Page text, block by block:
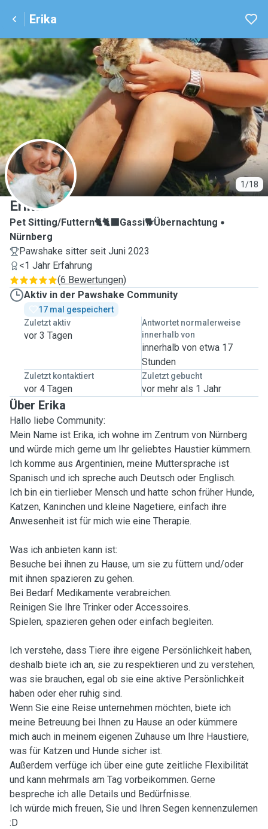
Erika
1/18
E
Erika
Pet Sitting/Futtern🐈🐈‍⬛Gassi🐕Übernachtung
Nürnberg
Pawshake sitter seit Juni 2023
<1 Jahr Erfahrung
(6 Bewertungen)
Aktiv in der Pawshake Community
17 mal gespeichert
Zuletzt aktiv
vor 3 Tagen
Antwortet normalerweise
innerhalb von
innerhalb von etwa 17
Stunden
Zuletzt kontaktiert
vor 4 Tagen
Zuletzt gebucht
vor mehr als 1 Jahr
Über Erika
Hallo liebe Community:
Mein Name ist Erika, ich wohne im Zentrum von Nürnberg
und würde mich gerne um Ihr geliebtes Haustier kümmern.
Ich komme aus Argentinien, meine Muttersprache ist
Spanisch und ich spreche auch Deutsch oder Englisch.
Ich bin ein tierlieber Mensch und hatte schon früher Hunde,
Katzen, Kaninchen und kleine Nagetiere, einfach ihre
Anwesenheit ist für mich wie eine Therapie.
Was ich anbieten kann ist:
Besuche bei ihnen zu Hause, um sie zu füttern und/oder
mit ihnen spazieren zu gehen.
Bei Bedarf Medikamente verabreichen.
Reinigen Sie Ihre Trinker oder Accessoires.
Spielen, spazieren gehen oder einfach begleiten.
Ich verstehe, dass Tiere ihre eigene Persönlichkeit haben,
deshalb biete ich an, sie zu respektieren und zu verstehen,
was sie brauchen, egal ob sie eine aktive Persönlichkeit
haben oder eher ruhig sind.
Wenn Sie eine Reise unternehmen möchten, biete ich
meine Betreuung bei Ihnen zu Hause an oder kümmere
mich auch in meinem eigenen Zuhause um Ihre Haustiere,
was für Katzen und Hunde sicher ist.
Außerdem verfüge ich über eine gute zeitliche Flexibilität
und kann mehrmals am Tag vorbeikommen. Gerne
bespreche ich alle Details und Bedürfnisse.
Ich würde mich freuen, Sie und Ihren Segen kennenzulernen
:D